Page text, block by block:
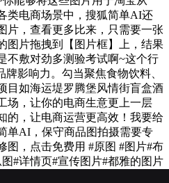
类电商场景中，搜狐简单AI还
片，查看更多比来，只需要一张
图片拖拽到【图片框】上，结果
不敷对劲多测验考试啊~这个行
影响力。勾当聚焦食物饮料、
目如海运堤罗腾堡风情街盲盒酒
场，让你的电商生意更上一层
的，让电商运营更高效！我要给
AI，保守商品图拍摄需要专
图，点击免费用 #原图 #图片#布
#详情页#宣传图片#都雅的图片